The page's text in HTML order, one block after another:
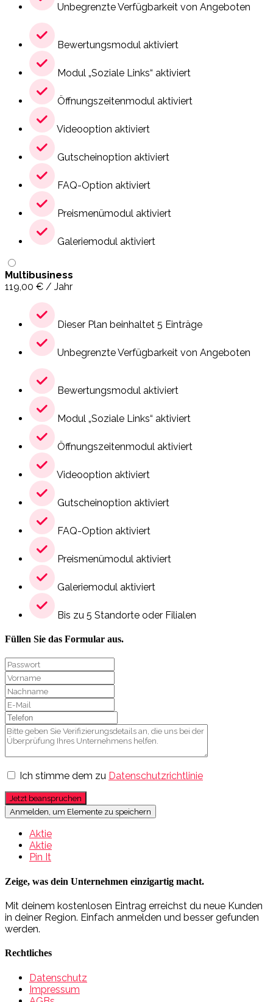
Unbegrenzte Verfügbarkeit von Angeboten
Bewertungsmodul aktiviert
Modul „Soziale Links“ aktiviert
Öffnungszeitenmodul aktiviert
Videooption aktiviert
Gutscheinoption aktiviert
FAQ-Option aktiviert
Preismenümodul aktiviert
Galeriemodul aktiviert
Multibusiness
119,00 € / Jahr
Dieser Plan beinhaltet 5 Einträge
Unbegrenzte Verfügbarkeit von Angeboten
Bewertungsmodul aktiviert
Modul „Soziale Links“ aktiviert
Öffnungszeitenmodul aktiviert
Videooption aktiviert
Gutscheinoption aktiviert
FAQ-Option aktiviert
Preismenümodul aktiviert
Galeriemodul aktiviert
Bis zu 5 Standorte oder Filialen
Füllen Sie das Formular aus.
Ich stimme dem zu Datenschutzrichtlinie
Jetzt beanspruchen
Anmelden, um Elemente zu speichern
Aktie
Aktie
Pin It
Zeige, was dein Unternehmen einzigartig macht.
Mit deinem kostenlosen Eintrag erreichst du neue Kunden
in deiner Region. Einfach anmelden und besser gefunden
werden.
Rechtliches
Datenschutz
Impressum